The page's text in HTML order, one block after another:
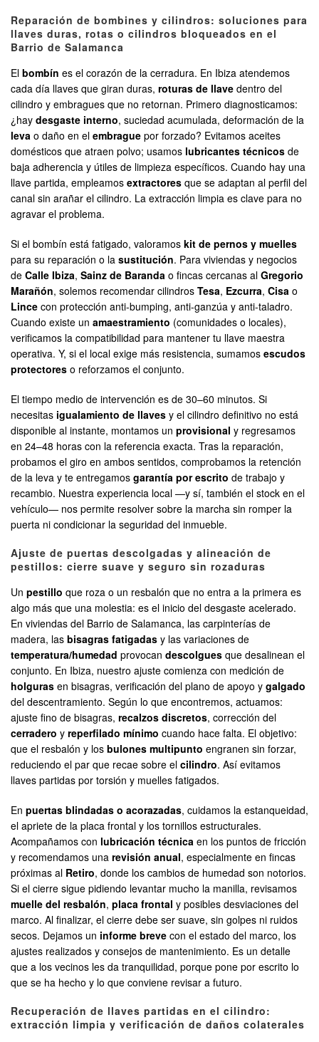
Reparación de bombines y cilindros: soluciones para
llaves duras, rotas o cilindros bloqueados en el
Barrio de Salamanca
El bombín es el corazón de la cerradura. En Ibiza atendemos
cada día llaves que giran duras, roturas de llave dentro del
cilindro y embragues que no retornan. Primero diagnosticamos:
¿hay desgaste interno, suciedad acumulada, deformación de la
leva o daño en el embrague por forzado? Evitamos aceites
domésticos que atraen polvo; usamos lubricantes técnicos de
baja adherencia y útiles de limpieza específicos. Cuando hay una
llave partida, empleamos extractores que se adaptan al perfil del
canal sin arañar el cilindro. La extracción limpia es clave para no
agravar el problema.
Si el bombín está fatigado, valoramos kit de pernos y muelles
para su reparación o la sustitución. Para viviendas y negocios
de Calle Ibiza, Sainz de Baranda o fincas cercanas al Gregorio
Marañón, solemos recomendar cilindros Tesa, Ezcurra, Cisa o
Lince con protección anti-bumping, anti-ganzúa y anti-taladro.
Cuando existe un amaestramiento (comunidades o locales),
verificamos la compatibilidad para mantener tu llave maestra
operativa. Y, si el local exige más resistencia, sumamos escudos
protectores o reforzamos el conjunto.
El tiempo medio de intervención es de 30–60 minutos. Si
necesitas igualamiento de llaves y el cilindro definitivo no está
disponible al instante, montamos un provisional y regresamos
en 24–48 horas con la referencia exacta. Tras la reparación,
probamos el giro en ambos sentidos, comprobamos la retención
de la leva y te entregamos garantía por escrito de trabajo y
recambio. Nuestra experiencia local —y sí, también el stock en el
vehículo— nos permite resolver sobre la marcha sin romper la
puerta ni condicionar la seguridad del inmueble.
Ajuste de puertas descolgadas y alineación de
pestillos: cierre suave y seguro sin rozaduras
Un pestillo que roza o un resbalón que no entra a la primera es
algo más que una molestia: es el inicio del desgaste acelerado.
En viviendas del Barrio de Salamanca, las carpinterías de
madera, las bisagras fatigadas y las variaciones de
temperatura/humedad provocan descolgues que desalinean el
conjunto. En Ibiza, nuestro ajuste comienza con medición de
holguras en bisagras, verificación del plano de apoyo y galgado
del descentramiento. Según lo que encontremos, actuamos:
ajuste fino de bisagras, recalzos discretos, corrección del
cerradero y reperfilado mínimo cuando hace falta. El objetivo:
que el resbalón y los bulones multipunto engranen sin forzar,
reduciendo el par que recae sobre el cilindro. Así evitamos
llaves partidas por torsión y muelles fatigados.
En puertas blindadas o acorazadas, cuidamos la estanqueidad,
el apriete de la placa frontal y los tornillos estructurales.
Acompañamos con lubricación técnica en los puntos de fricción
y recomendamos una revisión anual, especialmente en fincas
próximas al Retiro, donde los cambios de humedad son notorios.
Si el cierre sigue pidiendo levantar mucho la manilla, revisamos
muelle del resbalón, placa frontal y posibles desviaciones del
marco. Al finalizar, el cierre debe ser suave, sin golpes ni ruidos
secos. Dejamos un informe breve con el estado del marco, los
ajustes realizados y consejos de mantenimiento. Es un detalle
que a los vecinos les da tranquilidad, porque pone por escrito lo
que se ha hecho y lo que conviene revisar a futuro.
Recuperación de llaves partidas en el cilindro:
extracción limpia y verificación de daños colaterales